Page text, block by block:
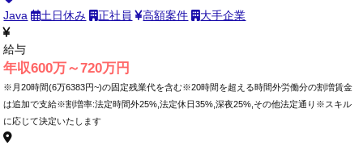
Java 土日休み 正社員 高額案件 大手企業
給与
年収600万～720万円
※月20時間(6万6383円~)の固定残業代を含む※20時間を超える時間外労働分の割増賃金
は追加で支給※割増率:法定時間外25%,法定休日35%,深夜25%,その他法定通り※スキル
に応じて決定いたします